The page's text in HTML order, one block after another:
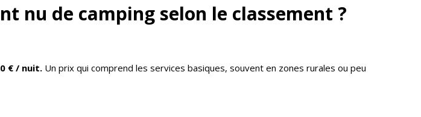
nu de camping selon le classement ?
€ / nuit. Un prix qui comprend les services basiques, souvent en zones rurales ou peu